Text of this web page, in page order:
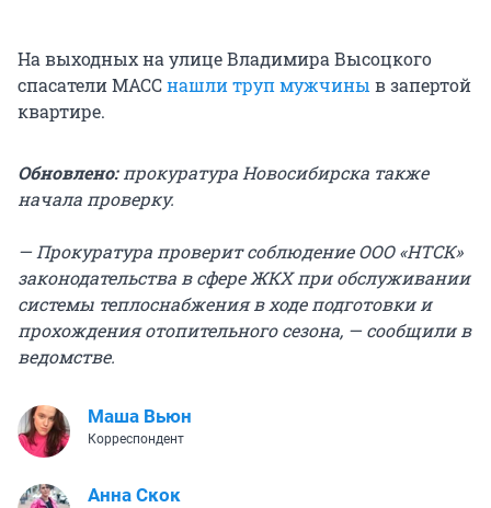
На выходных на улице Владимира Высоцкого
спасатели МАССнашли труп мужчины в запертой
квартире.
Обновлено:прокуратура Новосибирска также
начала проверку.
— Прокуратура проверит соблюдение ООО «НТСК»
законодательства в сфере ЖКХ при обслуживании
системы теплоснабжения в ходе подготовки и
прохождения отопительного сезона, — сообщили в
ведомстве.
Маша Вьюн
Корреспондент
Анна Скок